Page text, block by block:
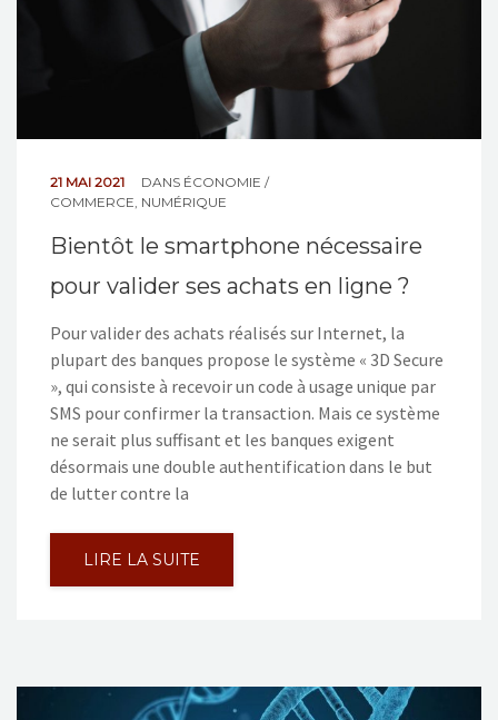
21 MAI 2021 DANS ÉCONOMIE /
COMMERCE NUMÉRIQUE
Bientôt le smartphone nécessaire
pour valider ses achats en ligne ?
Pour valider des achats réalisés sur Internet, la
plupart des banques propose le système « 3D Secure
», qui consiste à recevoir un code à usage unique par
SMS pour confirmer la transaction. Mais ce système
ne serait plus suffisant et les banques exigent
désormais une double authentification dans le but
de lutter contre la
LIRE LA SUITE